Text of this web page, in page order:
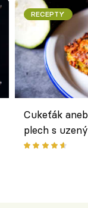
RECEPTY
Cukeťák
plech s
způsob, jak